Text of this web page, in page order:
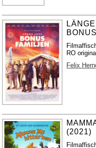
RO original
Felix
(2021)